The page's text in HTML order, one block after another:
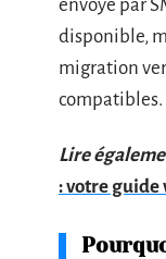
envoyé par
disponible,
migration
compatibles.
Lire
: votre